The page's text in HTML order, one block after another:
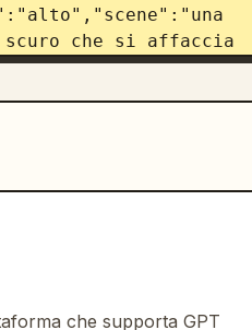
che si affaccia
su entrambi i
montuoso visto
inferiore, sottili
sottili linee bianche
sul lato sinistro
che supporta GPT